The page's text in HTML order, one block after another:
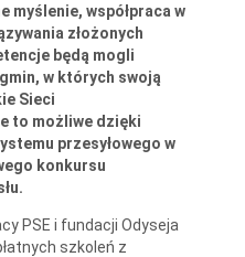
myślenie, współpraca w
złożonych
będą mogli
w których swoją
Sieci
to możliwe dzięki
przesyłowego w
konkursu
PSE i fundacji Odyseja
szkoleń z